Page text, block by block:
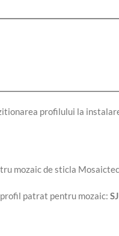
profilului la
patrat pentru mozaic: